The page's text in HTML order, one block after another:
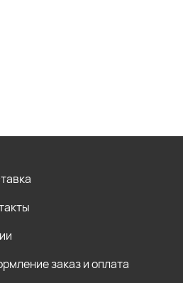
заказ и оплата